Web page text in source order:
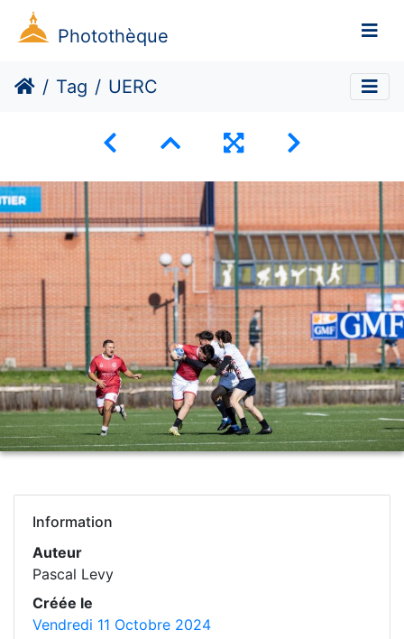
Photothèque
Tag UERC
Information
Auteur
Pascal Levy
Créée le
Vendredi 11 Octobre 2024